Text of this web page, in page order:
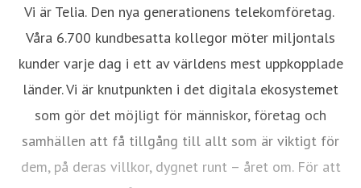
Vi är Telia. Den nya generationens telekomföretag.
Våra 6.700 kundbesatta kollegor möter miljontals
kunder varje dag i ett av världens mest uppkopplade
länder. Vi är knutpunkten i det digitala ekosystemet
som gör det möjligt för människor, företag och
samhällen att få tillgång till allt som är viktigt för
dem, på deras villkor, dygnet runt – året om. För att